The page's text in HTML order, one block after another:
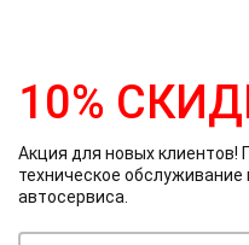
10%
Акция для новых клиентов!
техническое
автосервиса.